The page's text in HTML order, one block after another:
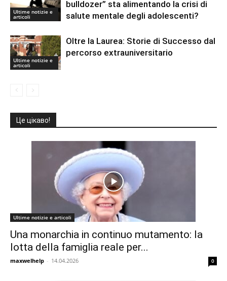
Ultime notizie e
articoli
bulldozer” sta alimentando la crisi di
salute mentale degli adolescenti?
Ultime notizie e
articoli
Oltre la Laurea: Storie di Successo dal
percorso extrauniversitario
Це цікаво!
Ultime notizie e articoli
Una monarchia in continuo mutamento: la
lotta della famiglia reale per...
maxwelhelp - 14.04.2026 0